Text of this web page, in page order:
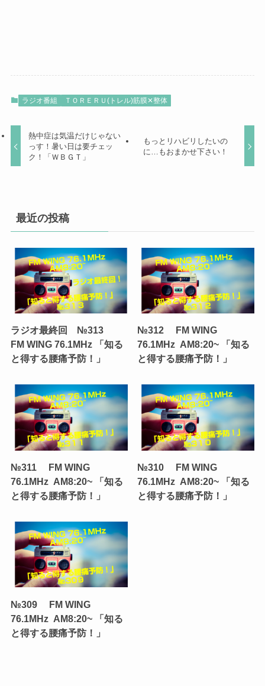
ラジオ番組 ＴＯＲＥＲＵ(トレル)筋膜✕整体
熱中症は気温だけじゃない
っす！暑い日は要チェッ
ク！「ＷＢＧＴ」
もっとリハビリしたいの
に…もおまかせ下さい！
最近の投稿
ラジオ最終回 №313
FM WING 76.1MHz 「知る
と得する腰痛予防！」
№312 FM WING
76.1MHz AM8:20~ 「知る
と得する腰痛予防！」
№311 FM WING
76.1MHz AM8:20~ 「知る
と得する腰痛予防！」
№310 FM WING
76.1MHz AM8:20~ 「知る
と得する腰痛予防！」
№309 FM WING
76.1MHz AM8:20~ 「知る
と得する腰痛予防！」